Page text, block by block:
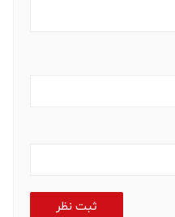
ثبت نظر